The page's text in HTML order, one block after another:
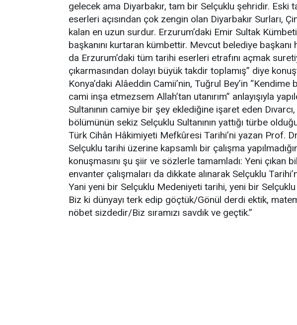
gelecek ama Diyarbakır, tam bir Selçuklu şehridir. Eski
eserleri açısından çok zengin olan Diyarbakır Surları,
kalan en uzun surdur. Erzurum’daki Emir Sultak
başkanını kurtaran kümbettir. Mevcut belediye
da Erzurum’daki tüm tarihi eserleri etrafını açmak
çıkarmasından dolayı büyük takdir toplamış” diye
Konya’daki Alâeddin Camii’nin, Tuğrul Bey’in “Kendime
cami inşa etmezsem Allah’tan utanırım” anlayışıyla
Sultanının camiye bir şey eklediğine işaret eden
bölümünün sekiz Selçuklu Sultanının yattığı türbe
Türk Cihân Hâkimiyeti Mefkûresi Tarihi’ni yazan Prof.
Selçuklu tarihi üzerine kapsamlı bir çalışma
konuşmasını şu şiir ve sözlerle tamamladı: Yeni çıkan
envanter çalışmaları da dikkate alınarak Selçuklu
Yani yeni bir Selçuklu Medeniyeti tarihi, yeni bir Selçuklu
Biz ki dünyayı terk edip göçtük/Gönül derdi ektik,
nöbet sizdedir/Biz sıramızı savdık ve geçtik.”